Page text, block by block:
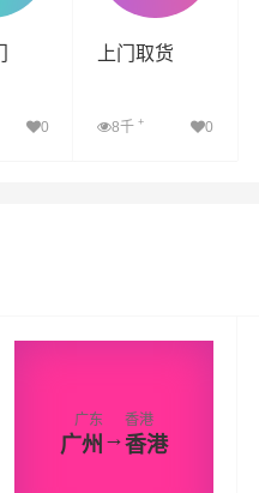
0
上门取货
8千 + 0
广东
广州 →
香港
香港